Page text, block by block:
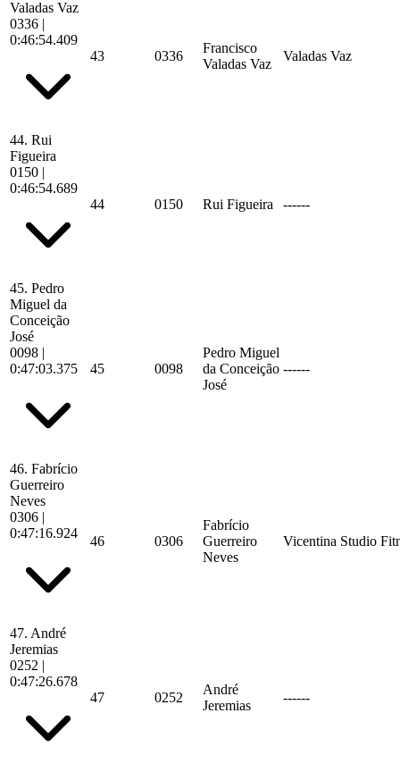
Valadas Vaz
0336 |
0:46:54.409
43
0336
Francisco
Valadas Vaz
Valadas Vaz
44. Rui
Figueira
0150 |
0:46:54.689
44
0150 Rui Figueira ------
45. Pedro
Miguel da
Conceição
José
0098 |
0:47:03.375
45 0098
Pedro Miguel
da Conceição
José
------
46. Fabrício
Guerreiro
Neves
0306 |
0:47:16.924
46 0306
Fabrício
Guerreiro
Neves
Vicentina Studio
47. André
Jeremias
0252 |
0:47:26.678
47
0252
André
Jeremias
------